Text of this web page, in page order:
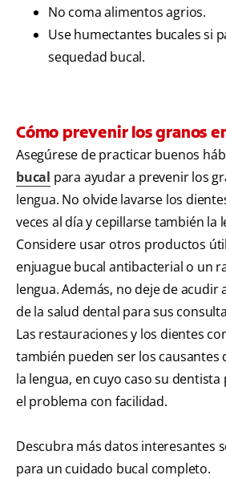
No coma alimentos agrios.
Use humectantes bucales si
sequedad bucal.
Cómo prevenir los granos
Asegúrese de practicar buenos
bucal para ayudar a prevenir los
lengua. No olvide lavarse los
veces al día y cepillarse también la
Considere usar otros productos
enjuague bucal antibacterial o un
lengua. Además, no deje de acudir
de la salud dental para sus
Las restauraciones y los dientes
también pueden ser los causantes
la lengua, en cuyo caso su
el problema con facilidad.
Descubra más datos interesantes
para un cuidado bucal completo.